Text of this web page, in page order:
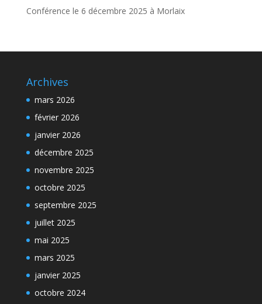
Conférence le 6 décembre 2025 à Morlaix
Archives
mars 2026
février 2026
janvier 2026
décembre 2025
novembre 2025
octobre 2025
septembre 2025
juillet 2025
mai 2025
mars 2025
janvier 2025
octobre 2024